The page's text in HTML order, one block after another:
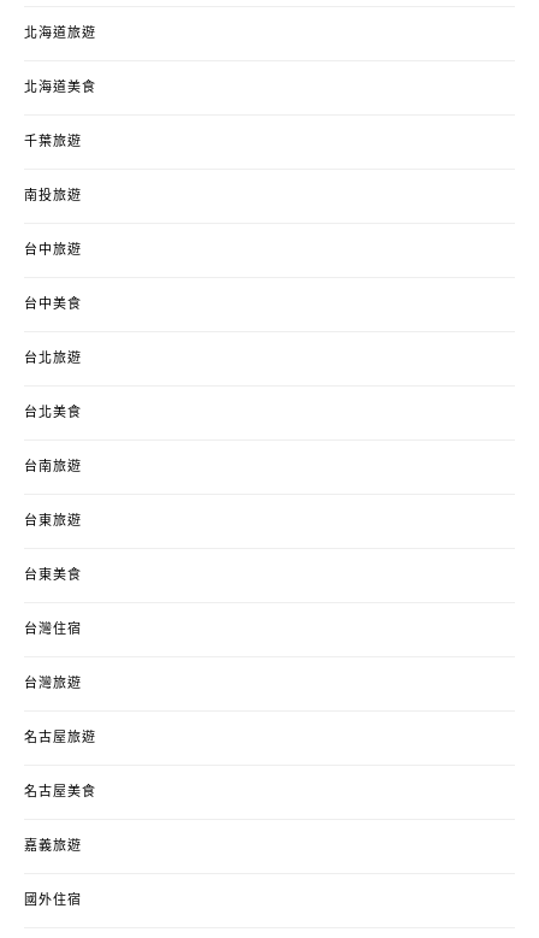
北海道旅遊
北海道美食
千葉旅遊
南投旅遊
台中旅遊
台中美食
台北旅遊
台北美食
台南旅遊
台東旅遊
台東美食
台灣住宿
台灣旅遊
名古屋旅遊
名古屋美食
嘉義旅遊
國外住宿